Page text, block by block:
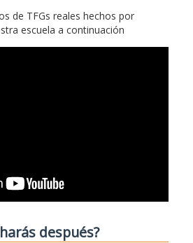
de TFGs reales hechos por
escuela a continuación
después?